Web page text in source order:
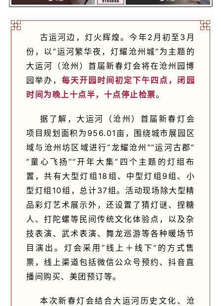
古运河边，灯火辉煌。今年2月初至3月
份，以“运河繁华夜，灯耀沧州城”为主题的
大运河（沧州）首届新春灯会将在沧州园博
园举办，每天开园时间初定下午四点，闭园
时间为晚上十点半，十点停止检票。
据了解，大运河（沧州）首届新春灯会
项目规划面积为956.01亩，围绕城市展园区
域与沧州坊区域进行“龙耀沧州”“运河古郡”
“童心飞扬”“开年大集”四个主题的灯组布
置，共有大型灯组18组、中型灯组9组、小
型灯组10组，总计37组。活动现场除大型精
品彩灯艺术展示外，还设置了猜灯谜、捏糖
人、打陀螺等民间传统文化体验点，以及杂
技表演、武术表演、舞龙巡游等各种暖场节
目演出。灯会采用“线上＋线下”的方式售
票，线上渠道包括微信公众号预约、抖音直
播间购买、美团预订等。
本次新春灯会结合大运河历史文化、沧